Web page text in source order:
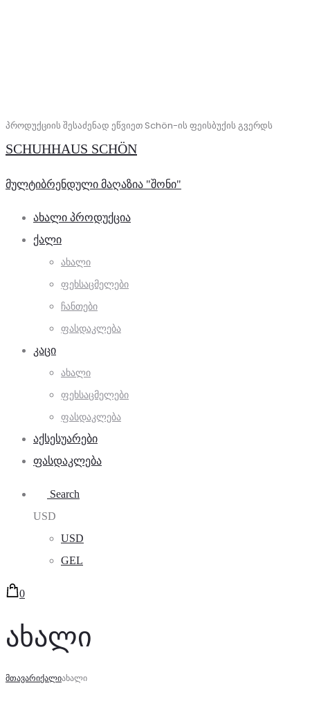
პროდუქციის შესაძენად ეწვიეთ Schön-ის ფეისბუქის გვერდს
SCHUHHAUS SCHÖN
მულტიბრენდული მაღაზია "შონი"
ᲐᲮᲐᲚᲘ ᲞᲠᲝᲓᲣᲥᲪᲘᲐ
ᲥᲐᲚᲘ
ᲐᲮᲐᲚᲘ
ᲤᲔᲮᲡᲐᲪᲛᲔᲚᲔᲑᲘ
ᲩᲐᲜᲗᲔᲑᲘ
ᲤᲐᲡᲓᲐᲙᲚᲔᲑᲐ
ᲙᲐᲪᲘ
ᲐᲮᲐᲚᲘ
ᲤᲔᲮᲡᲐᲪᲛᲔᲚᲔᲑᲘ
ᲤᲐᲡᲓᲐᲙᲚᲔᲑᲐ
ᲐᲥᲡᲔᲡᲣᲐᲠᲔᲑᲘ
ᲤᲐᲡᲓᲐᲙᲚᲔᲑᲐ
Search
USD
USD
GEL
0
ახალი
მთავარიქალიახალი